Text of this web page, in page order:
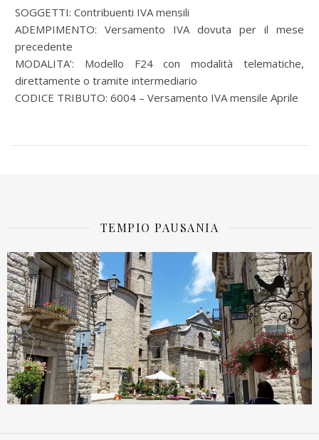
SOGGETTI: Contribuenti IVA mensili
ADEMPIMENTO: Versamento IVA dovuta per il mese
precedente
MODALITA’: Modello F24 con modalità telematiche,
direttamente o tramite intermediario
CODICE TRIBUTO: 6004 – Versamento IVA mensile Aprile
TEMPIO PAUSANIA